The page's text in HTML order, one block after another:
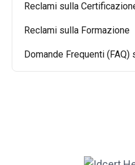
Reclami sulla
Reclami sulla Formazione
Domande Frequenti (FAQ)